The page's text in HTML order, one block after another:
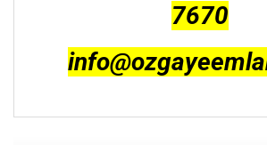
7670